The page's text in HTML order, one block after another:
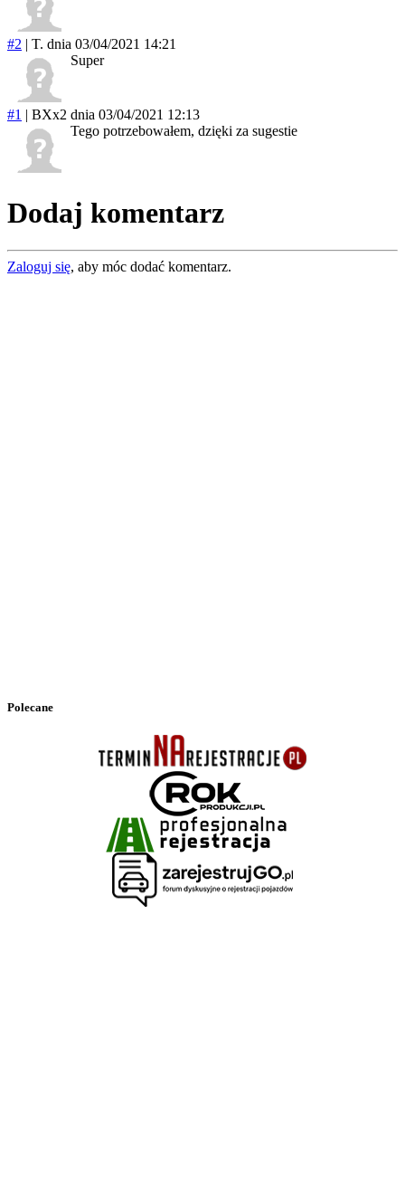
#2 | T. dnia 03/04/2021 14:21
Super
#1 | BXx2 dnia 03/04/2021 12:13
Tego potrzebowałem, dzięki za sugestie
Dodaj komentarz
Zaloguj się, aby móc dodać komentarz.
Polecane